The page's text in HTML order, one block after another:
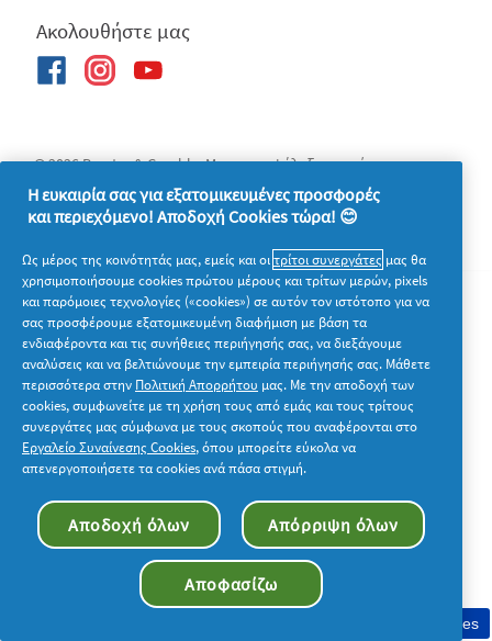
Ακολουθήστε μας
© 2026 Procter & Gamble. Με την επιφύλαξη παντός
δικαιώματος. Η χρήση και η πρόσβαση στις πληροφορίες σε
αυτόν τον ιστότοπο υπόκειται στους όρους και τις προϋποθέσεις
που καθορίζονται στη νομική συμφωνία μας.
Συγκατάθεση στη χρήση cookies
Η ευκαιρία σας για εξατομικευμένες προσφορές
και περιεχόμενο! Αποδοχή Cookies τώρα! 😊
Ως μέρος της κοινότητάς μας, εμείς και οιτρίτοι συνεργάτες μας θα
χρησιμοποιήσουμε cookies πρώτου μέρους και τρίτων μερών, pixels
και παρόμοιες τεχνολογίες («cookies») σε αυτόν τον ιστότοπο για να
σας προσφέρουμε εξατομικευμένη διαφήμιση με βάση τα
ενδιαφέροντα και τις συνήθειες περιήγησής σας, να διεξάγουμε
αναλύσεις και να βελτιώνουμε την εμπειρία περιήγησής σας. Μάθετε
περισσότερα στην Πολιτική Απορρήτου μας. Με την αποδοχή των
cookies, συμφωνείτε με τη χρήση τους από εμάς και τους τρίτους
συνεργάτες μας σύμφωνα με τους σκοπούς που αναφέρονται στο
Εργαλείο Συναίνεσης Cookies, όπου μπορείτε εύκολα να
απενεργοποιήσετε τα cookies ανά πάσα στιγμή.
Αποδοχή όλων Απόρριψη όλων
Αποφασίζω